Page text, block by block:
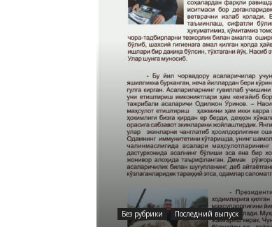
Без рубрики Последний выпуск